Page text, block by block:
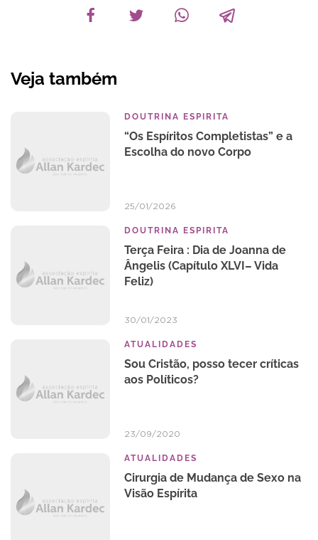
Veja também
DOUTRINA ESPIRITA
“Os Espíritos Completistas” e a
Escolha do novo Corpo
25/01/2026
DOUTRINA ESPIRITA
Terça Feira : Dia de Joanna de
Ângelis (Capítulo XLVI– Vida
Feliz)
30/01/2023
ATUALIDADES
Sou Cristão, posso tecer críticas
aos Políticos?
23/09/2020
ATUALIDADES
Cirurgia de Mudança de Sexo na
Visão Espírita